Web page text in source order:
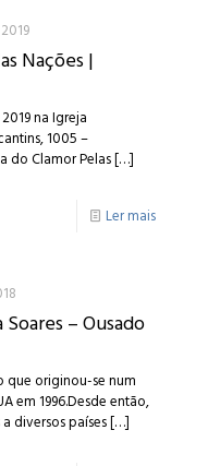
Nações |
na Igreja
1005 –
do Clamor Pelas[…]
Ler mais
– Ousado
que originou-se num
em 1996.Desde então,
diversos países[…]